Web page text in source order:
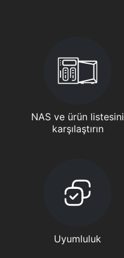
NAS ve ürün listesini
karşılaştırın
Uyumluluk